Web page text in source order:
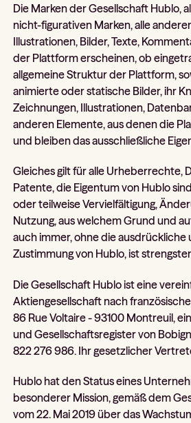
Die Marken der Gesellschaft Hublo,
nicht-figurativen Marken, alle
Illustrationen, Bilder, Texte,
der Plattform erscheinen, ob
allgemeine Struktur der Plattform,
animierte oder statische Bilder, ihr
Zeichnungen, Illustrationen,
anderen Elemente, aus denen die
und bleiben das ausschließliche
Gleiches gilt für alle Urheberrechte,
Patente, die Eigentum von Hublo
oder teilweise Vervielfältigung,
Nutzung, aus welchem Grund und
auch immer, ohne die ausdrückliche
Zustimmung von Hublo, ist
Die Gesellschaft Hublo ist eine
Aktiengesellschaft nach
86 Rue Voltaire - 93100 Montreuil,
und Gesellschaftsregister von
822 276 986. Ihr gesetzlicher
Hublo hat den Status eines
besonderer Mission, gemäß dem
vom 22. Mai 2019 über das